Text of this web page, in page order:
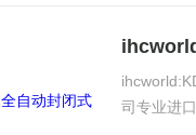
司专业进